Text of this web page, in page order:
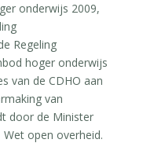
onderwijs 2009,
Regeling
hoger onderwijs
van de CDHO aan
van
door de Minister
open overheid.